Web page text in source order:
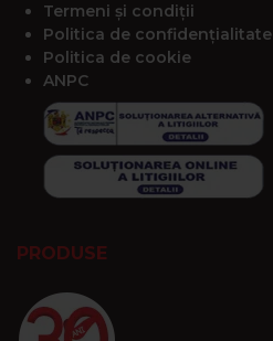
Termeni și condiții
Politica de confidențialitate
Politica de cookie
ANPC
PRODUSE